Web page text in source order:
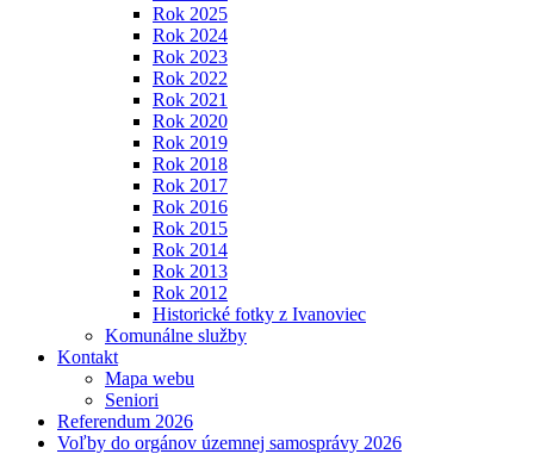
Rok 2025
Rok 2024
Rok 2023
Rok 2022
Rok 2021
Rok 2020
Rok 2019
Rok 2018
Rok 2017
Rok 2016
Rok 2015
Rok 2014
Rok 2013
Rok 2012
Historické fotky z Ivanoviec
Komunálne služby
Kontakt
Mapa webu
Seniori
Referendum 2026
Voľby do orgánov územnej samosprávy 2026